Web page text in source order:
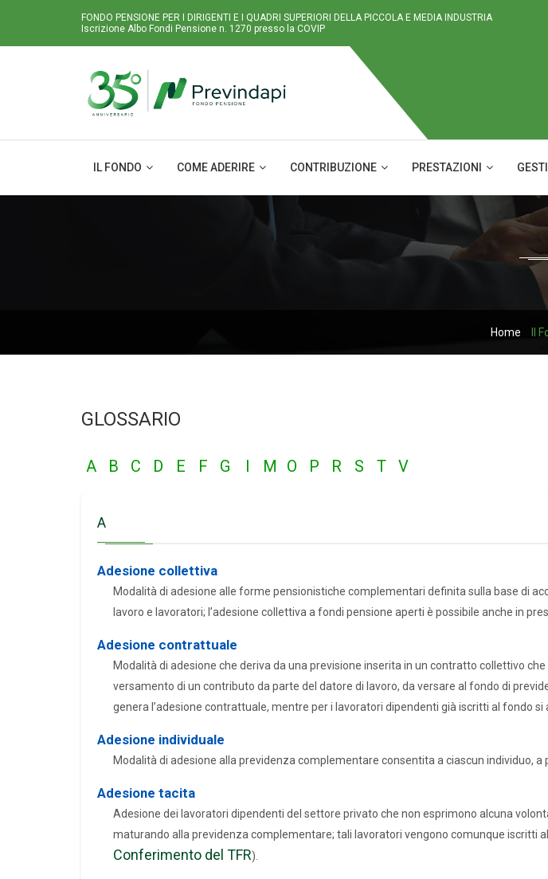
FONDO PENSIONE PER I DIRIGENTI E I QUADRI SUPERIORI DELLA PICCOLA E MEDIA INDUSTRIA
Iscrizione Albo Fondi Pensione n. 1270 presso la COVIP
IL FONDO COME ADERIRE CONTRIBUZIONE PRESTAZIONI
Home Il
GLOSSARIO
A B C D E F G I M O P R S T V
A
Adesione collettiva
Modalità di adesione alle forme pensionistiche complementari definita sulla base di
lavoro e lavoratori; l’adesione collettiva a fondi pensione aperti è possibile anche in
Adesione contrattuale
Modalità di adesione che deriva da una previsione inserita in un contratto collettivo
versamento di un contributo da parte del datore di lavoro, da versare al fondo di
genera l’adesione contrattuale, mentre per i lavoratori dipendenti già iscritti al fondo
Adesione individuale
Modalità di adesione alla previdenza complementare consentita a ciascun individuo,
Adesione tacita
Adesione dei lavoratori dipendenti del settore privato che non esprimono alcuna
maturando alla previdenza complementare; tali lavoratori vengono comunque iscritti
Conferimento del TFR).